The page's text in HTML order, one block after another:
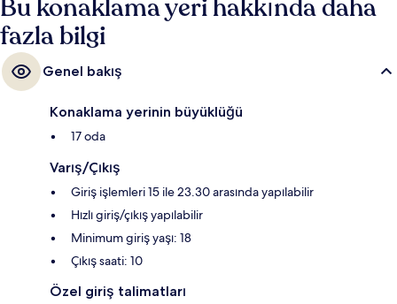
Bu konaklama yeri hakkında daha
fazla bilgi
Genel bakış
Konaklama yerinin büyüklüğü
17 oda
Varış/Çıkış
Giriş işlemleri 15 ile 23.30 arasında yapılabilir
Hızlı giriş/çıkış yapılabilir
Minimum giriş yaşı: 18
Çıkış saati: 10
Özel giriş talimatları